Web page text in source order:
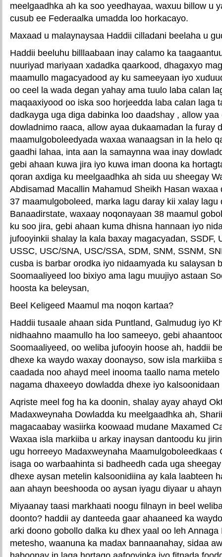
meelgaadhka ah ka soo yeedhayaa, waxuu billow u
cusub ee Federaalka umadda loo horkacayo.
Maxaad u malaynaysaa Haddii cilladani beelaha u
Haddii beeluhu billlaabaan inay calamo ka
nuuriyad mariyaan xadadka qaarkood, dhagaxyo
maamullo magacyadood ay ku sameeyaan iyo
oo ceel la wada degan yahay ama tuulo laba calan
maqaaxiyood oo iska soo horjeedda laba calan laga
dadkayga uga diga dabinka loo daadshay , allow
dowladnimo raaca, allow ayaa dukaamadan la furay
maamulgoboleedyada waxaa wanaagsan in la helo
gaadhi lahaa, inta aan la samaynna waa inay
gebi ahaan kuwa jira iyo kuwa iman doona ka
qoran axdiga ku meelgaadhka ah sida uu sheegay
Abdisamad Macallin Mahamud Sheikh Hasan waxaa
37 maamulgoboleed, marka lagu daray kii xalay lagu
Banaadirstate, waxaay noqonayaan 38 maamul
ku soo jira, gebi ahaan kuma dhisna hannaan iyo
jufooyinkii shalay la kala baxay magacyadan, SSDF,
USSC, USC/SNA, USC/SSA, SDM, SNM, SSNM,
cusba is barbar orodka iyo nidaamyada ku salaysan
Soomaaliyeed loo bixiyo ama lagu muujiyo astaan
hoosta ka beleysan,
Beel Keligeed Maamul ma noqon kartaa?
Haddii tusaale ahaan sida Puntland, Galmudug iyo
nidhaahno maamullo ha loo sameeyo, gebi
Soomaaliyeed, oo weliba jufooyin hoose ah, haddii
dhexe ka waydo waxay doonayso, sow isla markiiba
caadada noo ahayd meel inooma taallo nama
nagama dhaxeeyo dowladda dhexe iyo
Aqriste meel fog ha ka doonin, shalay ayay ahayd
Madaxweynaha Dowladda ku meelgaadhka ah,
magacaabay wasiirka koowaad mudane Maxamed
Waxaa isla markiiba u arkay inaysan dantoodu ku
ugu horreeyo Madaxweynaha Maamulgoboleedkaas
isaga oo warbaahinta si badheedh cada uga
dhexe aysan metelin kalsoonidiina ay kala laabteen
aan ahayn beeshooda oo aysan iyagu diyaar u
Miyaanay taasi markhaati noogu filnayn in beel
doonto? haddii ay danteeda gaar ahaaneed ka
arki doono gobollo dalka ku dhex yaal oo leh
metesho, waanuna ka madax bannaanahay, sidaa